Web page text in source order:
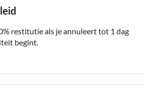
restitutie als je annuleert tot 1 dag
begint.